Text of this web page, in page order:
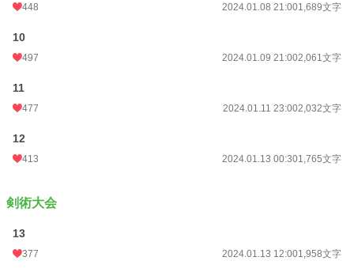
448 2024.01.08 21:001,689文字
10
497 2024.01.09 21:002,061文字
11
477 2024.01.11 23:002,032文字
12
413 2024.01.13 00:301,765文字
剣術大会
13
377 2024.01.13 12:001,958文字